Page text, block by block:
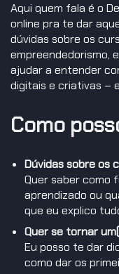
Aqui quem fala é o
online pra te dar
dúvidas sobre os
empreendedorismo,
ajudar a entender
digitais e criativas –
Como
Dúvidas sobre os
Quer saber como
aprendizado ou
que eu explico
Quer se tornar
Eu posso te dar
como dar os